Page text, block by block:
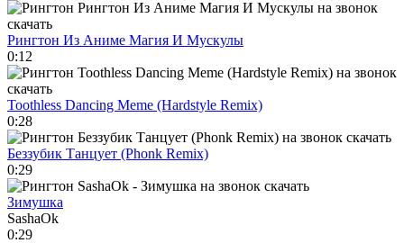
Рингтон Из Аниме Магия И Мускулы
0:12
Toothless Dancing Meme (Hardstyle Remix)
0:28
Беззубик Танцует (Phonk Remix)
0:29
Зимушка
SashaOk
0:29